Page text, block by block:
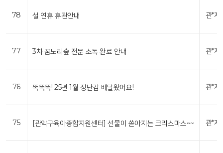
78 설 연휴 휴관안내 관*자
77 3차 꿈노리숲 전문 소독 완료 안내 관*자
76 똑똑똑! 25년 1월 장난감 배달왔어요! 관*자
75 [관악구육아종합지원센터] 선물이 쏟아지는 크리스마스~~ 관*자